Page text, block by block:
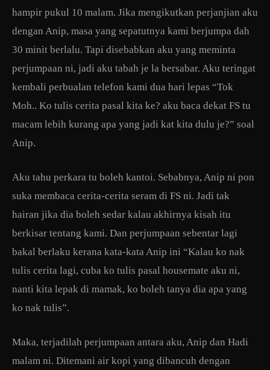
hampir pukul 10 malam. Jika mengikutkan perjanjian aku
dengan Anip, masa yang sepatutnya kami berjumpa dah
30 minit berlalu. Tapi disebabkan aku yang meminta
perjumpaan ni, jadi aku tabah je la bersabar. Aku teringat
kembali perbualan telefon kami dua hari lepas “Tok
Moh.. Ko tulis cerita pasal kita ke? aku baca dekat FS tu
macam lebih kurang apa yang jadi kat kita dulu je?” soal
Anip.
Aku tahu perkara tu boleh kantoi. Sebabnya, Anip ni pon
suka membaca cerita-cerita seram di FS ni. Jadi tak
hairan jika dia boleh sedar kalau akhirnya kisah itu
berkisar tentang kami. Dan perjumpaan sebentar lagi
bakal berlaku kerana kata-kata Anip ini “Kalau ko nak
tulis cerita lagi, cuba ko tulis pasal housemate aku ni,
nanti kita lepak di mamak, ko boleh tanya dia apa yang
ko nak tulis”.
Maka, terjadilah perjumpaan antara aku, Anip dan Hadi
malam ni. Ditemani air kopi yang dibancuh dengan